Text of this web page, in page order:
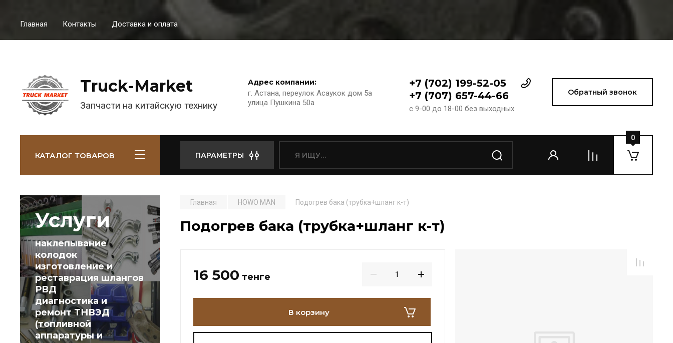
Главная Контакты Доставка и оплата
Truck-Market
Запчасти на китайскую технику
Адрес компании:
г. Астана, переулок Асаукок дом 5а
улица Пушкина 50а
+7 (702) 199-52-05
+7 (707) 657-44-66
с 9-00 до 18-00 без выходных
Обратный звонок
КАТАЛОГ ТОВАРОВ ПАРАМЕТРЫ
0
Услуги
наклепывание
колодок
изготовление и
реставрация шлангов
РВД
диагностика и
ремонт ТНВЭД
(топливной
аппаратуры и
Главная HOWO MAN Подогрев бака (трубка+шланг к-т)
Подогрев бака (трубка+шланг к-т)
16 500 тенге
В корзину